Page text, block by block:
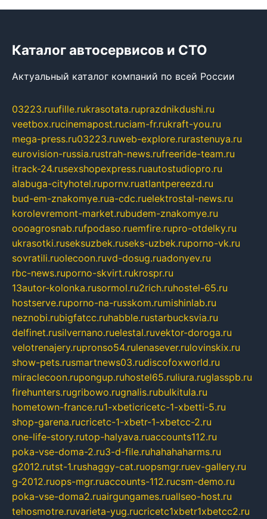
Каталог автосервисов и СТО
Актуальный каталог компаний по всей России
03223.ruufille.rukrasotata.ruprazdnikdushi.ru
veetbox.rucinemapost.ruciam-fr.rukraft-you.ru
mega-press.ru03223.ruweb-explore.rurastenuya.ru
eurovision-russia.rustrah-news.rufreeride-team.ru
itrack-24.rusexshopexpress.ruautostudiopro.ru
alabuga-cityhotel.rupornv.ruatlantpereezd.ru
bud-em-znakomye.rua-cdc.ruelektrostal-news.ru
korolevremont-market.rubudem-znakomye.ru
oooagrosnab.rufpodaso.ruemfire.rupro-otdelky.ru
ukrasotki.ruseksuzbek.ruseks-uzbek.ruporno-vk.ru
sovratili.ruolecoon.ruvd-dosug.ruadonyev.ru
rbc-news.ruporno-skvirt.rukrospr.ru
13autor-kolonka.rusormol.ru2rich.ruhostel-65.ru
hostserve.ruporno-na-russkom.rumishinlab.ru
neznobi.rubigfatcc.ruhabble.rustarbucksvia.ru
delfinet.rusilvernano.ruelestal.ruvektor-doroga.ru
velotrenajery.rupronso54.rulenasever.rulovinskix.ru
show-pets.rusmartnews03.rudiscofoxworld.ru
miraclecoon.rupongup.ruhostel65.ruliura.ruglasspb.ru
firehunters.rugribowo.rugnalis.rubulkitula.ru
hometown-france.ru1-xbeticricetc-1-xbetti-5.ru
shop-garena.rucricetc-1-xbetr-1-xbetcc-2.ru
one-life-story.rutop-halyava.ruaccounts112.ru
poka-vse-doma-2.ru3-d-file.ruhahahaharms.ru
g2012.rutst-1.rushaggy-cat.ruopsmgr.ruev-gallery.ru
g-2012.ruops-mgr.ruaccounts-112.rucsm-demo.ru
poka-vse-doma2.ruairgungames.ruallseo-host.ru
tehosmotre.ruvarieta-yug.rucricetc1xbetr1xbetcc2.ru